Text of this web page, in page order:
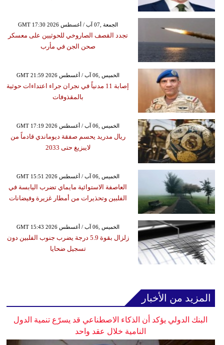
GMT 17:30 2026 الجمعة ,07 آب / أغسطس
تجدد القصف الصاروخي للحوثيين على معسكر
صحن الجن في مأرب
GMT 21:59 2026 الخميس ,06 آب / أغسطس
إصابة 11 مدنياً في نجران جراء اعتداءات حوثية
بالمقذوفات
GMT 17:19 2026 الخميس ,06 آب / أغسطس
ريال مدريد يحسم صفقة ديوماندي قادماً من
لايبزيغ حتى 2033
GMT 15:51 2026 الخميس ,06 آب / أغسطس
العاصفة الاستوائية مايماي تضرب اليابسة في
الفلبين وتحذيرات من أمطار غزيرة وفيضانات
GMT 15:43 2026 الخميس ,06 آب / أغسطس
زلزال بقوة 5.9 درجة يضرب جنوب الفلبين دون
تسجيل ضحايا
المزيد من الأخبار
البنك الدولي يؤكد أن الذكاء الاصطناعي قد يسرّع تنمية الدول
النامية خلال عقد واحد